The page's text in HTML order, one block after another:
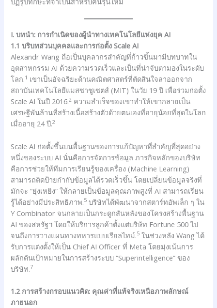
I. บทนำ: การกำเนิดของผู้นำทางเทคโนโลยีแห่งยุค AI
1.1 บริบทส่วนบุคคลและการก่อตั้ง Scale AI
Alexandr Wang ถือเป็นบุคลากรสำคัญที่ก้าวขึ้นมามีบทบาทใน
อุตสาหกรรม AI ด้วยความรวดเร็วและเป็นที่น่าจับตามองในระดับ
โลก.1 เขาเป็นอัจฉริยะด้านคณิตศาสตร์ที่ตัดสินใจลาออกจาก
สถาบันเทคโนโลยีแมสซาชูเซตส์ (MIT) ในวัย 19 ปี เพื่อร่วมก่อตั้ง
Scale AI ในปี 2016.2 ความสำเร็จของเขาทำให้เขากลายเป็น
เศรษฐีพันล้านที่สร้างเนื้อสร้างตัวด้วยตนเองที่อายุน้อยที่สุดในโลก
เมื่ออายุ 24 ปี.2
Scale AI ก่อตั้งขึ้นบนพื้นฐานของการแก้ปัญหาที่สำคัญที่สุดอย่าง
หนึ่งของระบบ AI นั่นคือการจัดการข้อมูล ภารกิจหลักของบริษัท
คือการช่วยให้ทีมการเรียนรู้ของเครื่อง (Machine Learning)
สามารถติดป้ายกำกับข้อมูลได้รวดเร็วขึ้น โดยเปลี่ยนข้อมูลจริงที่
มักจะ “ยุ่งเหยิง” ให้กลายเป็นข้อมูลคุณภาพสูงที่ AI สามารถเรียน
รู้ได้อย่างมีประสิทธิภาพ.5 บริษัทได้พัฒนาจากสตาร์ทอัพเล็ก ๆ ใน
Y Combinator จนกลายเป็นกระดูกสันหลังของโครงสร้างพื้นฐาน
AI ของสหรัฐฯ โดยให้บริการลูกค้าตั้งแต่บริษัท Fortune 500 ไป
จนถึงการวางแผนทางทหารแบบเรียลไทม์.5 ในช่วงหลัง Wang ได้
รับการแต่งตั้งให้เป็น Chief AI Officer ที่ Meta โดยมุ่งเน้นการ
ผลักดันเป้าหมายในการสร้างระบบ “Superintelligence” ของ
บริษัท.7
1.2 การสร้างกรอบแนวคิด: คุณค่าที่แท้จริงเหนือภาพลักษณ์
ภายนอก